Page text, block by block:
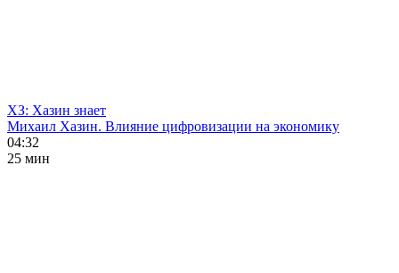
ХЗ: Хазин знает
Михаил Хазин. Влияние цифровизации на экономику
04:32
25 мин